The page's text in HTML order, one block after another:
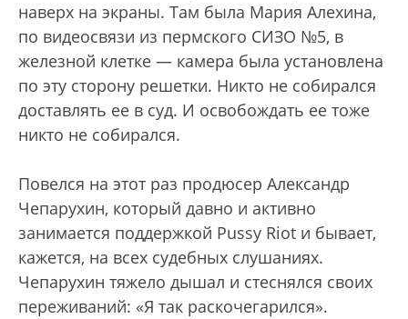
наверх на экраны. Там была Мария Алехина,
по видеосвязи из пермского СИЗО №5, в
железной клетке — камера была установлена
по эту сторону решетки. Никто не собирался
доставлять ее в суд. И освобождать ее тоже
никто не собирался.
Повелся на этот раз продюсер Александр
Чепарухин, который давно и активно
занимается поддержкой Pussy Riot и бывает,
кажется, на всех судебных слушаниях.
Чепарухин тяжело дышал и стеснялся своих
переживаний: «Я так раскочегарился».